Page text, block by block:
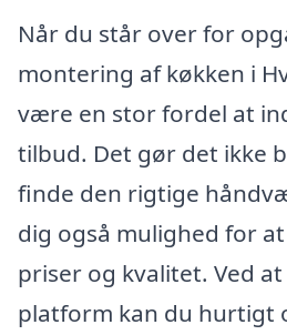
Når du står over for
montering af køkken i
være en stor fordel at
tilbud. Det gør det ikke
finde den rigtige
dig også mulighed for
priser og kvalitet. Ved
platform kan du hurtigt